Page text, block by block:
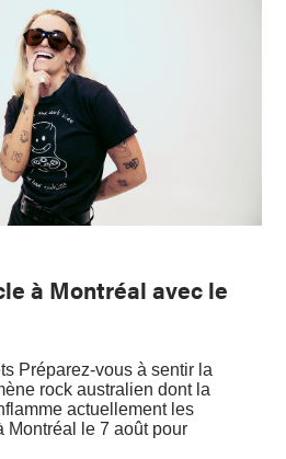
à Montréal avec le
Préparez-vous à sentir la
rock australien dont la
actuellement les
Montréal le 7 août pour